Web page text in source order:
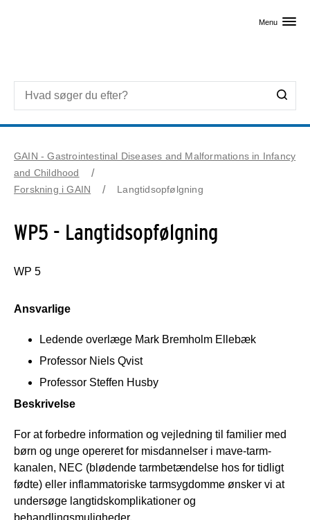
Menu
GAIN - Gastrointestinal Diseases and Malformations in Infancy
and Childhood
Forskning i GAIN
Langtidsopfølgning
WP5 - Langtidsopfølgning
WP 5
Ansvarlige
Ledende overlæge Mark Bremholm Ellebæk
Professor Niels Qvist
Professor Steffen Husby
Beskrivelse
For at forbedre information og vejledning til familier med
børn og unge opereret for misdannelser i mave-tarm-
kanalen, NEC (blødende tarmbetændelse hos for tidligt
fødte) eller inflammatoriske tarmsygdomme ønsker vi at
undersøge langtidskomplikationer og
behandlingsmuligheder.